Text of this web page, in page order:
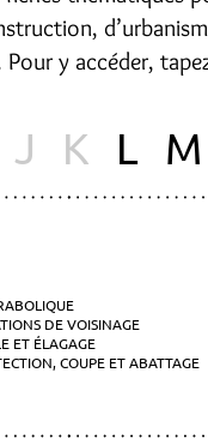
y accéder,
J K L M
DE VOISINAGE
ET ÉLAGAGE
COUPE ET ABATTAGE